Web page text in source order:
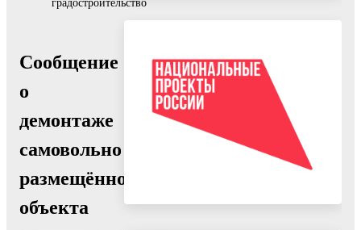
градостроительство
Сообщение
о
демонтаже
самовольно
размещённого
объекта